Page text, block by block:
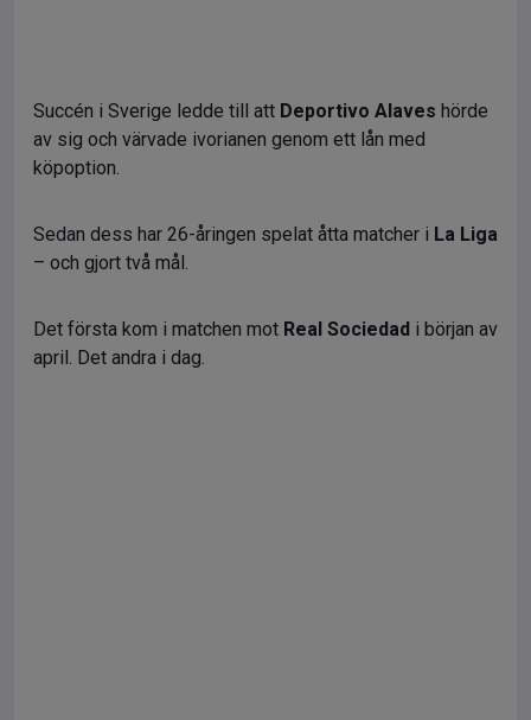
Succén i Sverige ledde till att Deportivo Alaves hörde
av sig och värvade ivorianen genom ett lån med
köpoption.
Sedan dess har 26-åringen spelat åtta matcher i La Liga
– och gjort två mål.
Det första kom i matchen mot Real Sociedad i början av
april. Det andra i dag.